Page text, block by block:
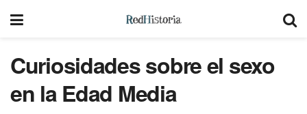
Curiosidades sobre el sexo
en la Edad Media